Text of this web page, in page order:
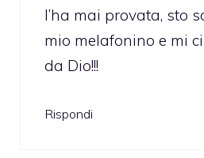
l’ha mai provata, sto
mio melafonino e mi
da Dio!!!
Rispondi